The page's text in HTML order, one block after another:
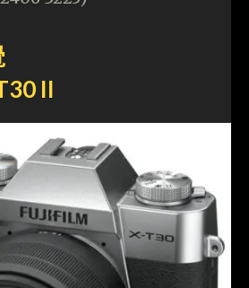
II